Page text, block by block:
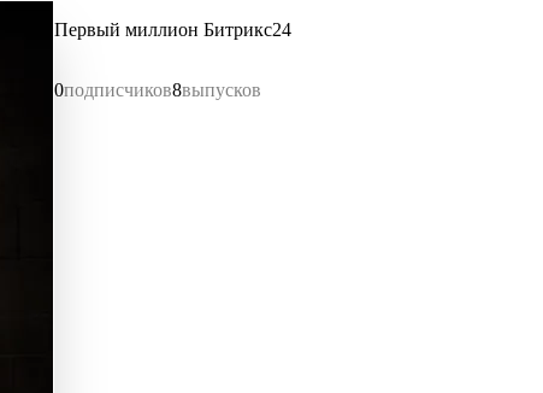
Первый миллион Битрикс24
0подписчиков8выпусков